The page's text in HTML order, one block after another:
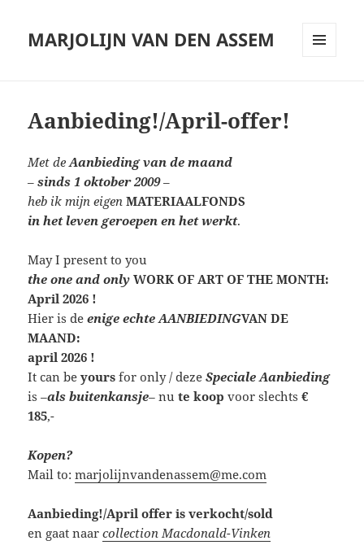
MARJOLIJN VAN DEN ASSEM
Aanbieding!/April-offer!
Met de Aanbieding van de maand
–sinds 1 oktober 2009–
heb ik mijn eigen MATERIAALFONDS
in het leven geroepen en het werkt.
May I present to you
the one and onlyWORK OF ART OF THE MONTH:
April 2026 !
Hier is deenige echte AANBIEDINGVAN DE
MAAND:
april 2026 !
It can beyours for only / dezeSpeciale Aanbieding
is–als buitenkansje–nute koopvoor slechts€
185,-
Kopen?
Mail to:marjolijnvandenassem@me.com
Aanbieding!/April offer is verkocht/sold
en gaat naarcollection Macdonald-Vinken